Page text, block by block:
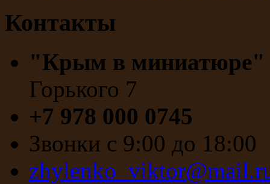
Контакты
"Крым в
Горького 7
+7 978 000 0745
Звонки с 9:00 до 18:00